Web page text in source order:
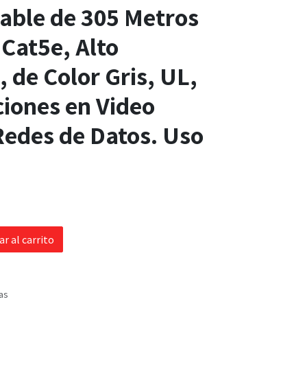
de 305 Metros
Alto
de Color Gris, UL,
en Video
de Datos. Uso
al carrito